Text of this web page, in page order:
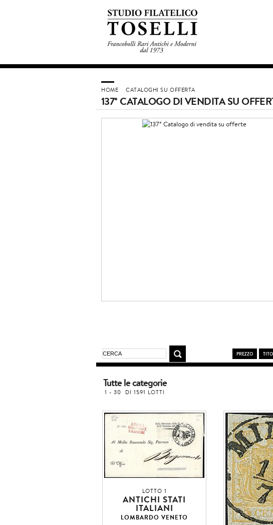
HOME CATALOGHI SU OFFERTA
137° CATALOGO DI VENDITA SU
PREZZO
Tutte le categorie
1 - 30 DI 1591 LOTTI
LOTTO 1
ANTICHI STATI
ITALIANI
LOMBARDO VENETO